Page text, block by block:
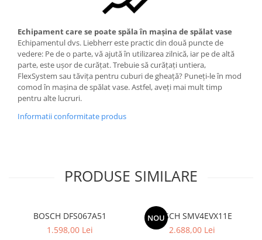
Echipament care se poate spăla în mașina de spălat vase
Echipamentul dvs. Liebherr este practic din două puncte de
vedere: Pe de o parte, vă ajută în utilizarea zilnică, iar pe de altă
parte, este ușor de curățat. Trebuie să curățați untiera,
FlexSystem sau tăvița pentru cuburi de gheață? Puneți-le în mod
comod în mașina de spălat vase. Astfel, aveți mai mult timp
pentru alte lucruri.
Informatii conformitate produs
PRODUSE SIMILARE
BOSCH DFS067A51
1.598,00 Lei
NOU
BOSCH SMV4EVX11E
2.688,00 Lei